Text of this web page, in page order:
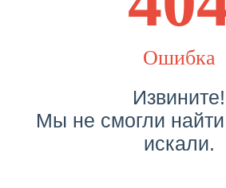
Ошибка
Извините!
Мы не смогли
искали.